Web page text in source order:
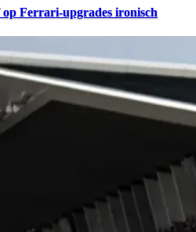
Ferrari-upgrades ironisch